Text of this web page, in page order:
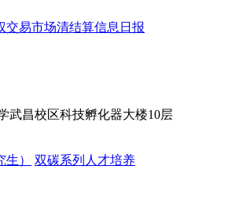
交易市场清结算信息日报
武昌校区科技孵化器大楼10层
） 双碳系列人才培养